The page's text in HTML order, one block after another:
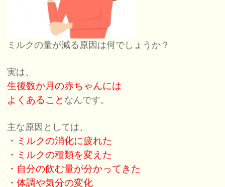
ミルクの量が減る原因は何でしょうか？
実は、
生後数か月の赤ちゃんには
よくあること なんです。
主な原因としては、
・ミルクの消化に疲れた
・ミルクの種類を変えた
・自分の飲む量が分かってきた
・体調や気分の変化